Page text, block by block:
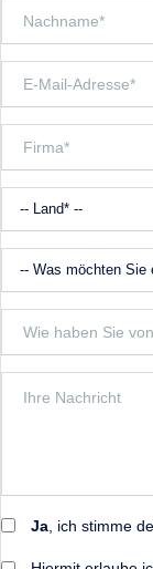
Ja , ich stimme